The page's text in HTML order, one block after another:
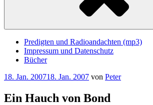
Predigten und Radioandachten (mp3)
Impressum und Datenschutz
Bücher
Veröffentlicht
18. Jan. 200718. Jan. 2007 von Peter
Ein Hauch von Bond